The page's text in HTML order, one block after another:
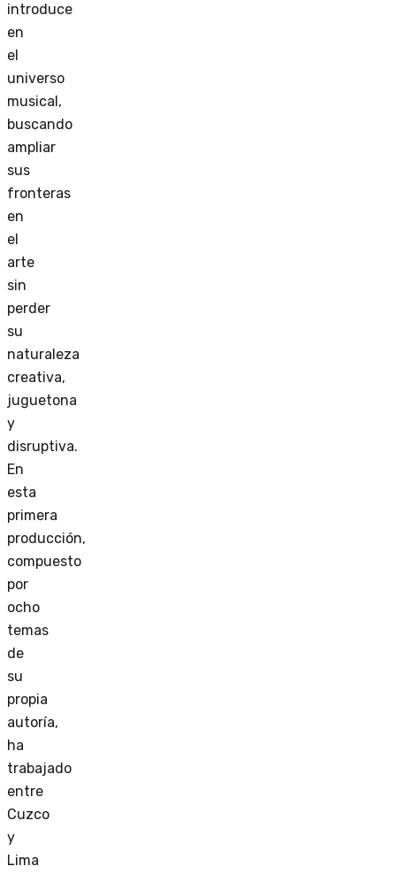
introduce
en
el
universo
musical,
buscando
ampliar
sus
fronteras
en
el
arte
sin
perder
su
naturaleza
creativa,
juguetona
y
disruptiva.
En
esta
primera
producción,
compuesto
por
ocho
temas
de
su
propia
autoría,
ha
trabajado
entre
Cuzco
y
Lima